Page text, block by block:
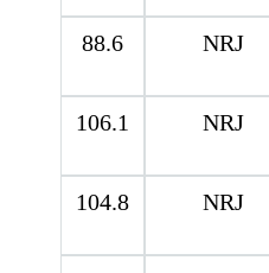
88.6
NRJ
106.1
NRJ
104.8
NRJ